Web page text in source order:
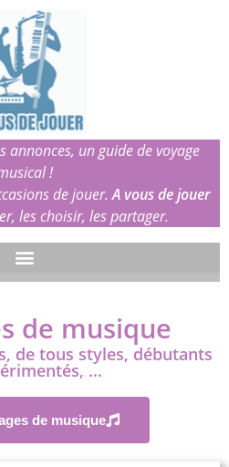
annonces, un guide de voyage
!
de jouer.A vous de jouer
les choisir, les partager.
de musique
de tous styles, débutants
...
de musique